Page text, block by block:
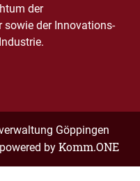
der
sowie der Innovations-
Göppingen
by Komm.ONE